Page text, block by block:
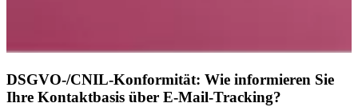
DSGVO-/CNIL-Konformität: Wie informieren Sie
Ihre Kontaktbasis über E-Mail-Tracking?